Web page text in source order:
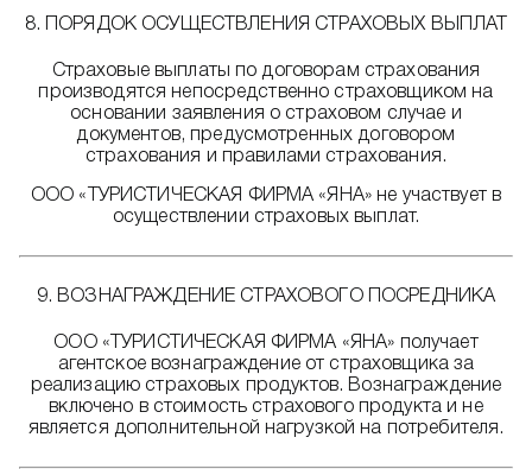
8. ПОРЯДОК ОСУЩЕСТВЛЕНИЯ СТРАХОВЫХ ВЫПЛАТ
Страховые выплаты по договорам страхования
производятся непосредственно страховщиком на
основании заявления о страховом случае и
документов, предусмотренных договором
страхования и правилами страхования.
ООО «ТУРИСТИЧЕСКАЯ ФИРМА «ЯНА» не участвует в
осуществлении страховых выплат.
9. ВОЗНАГРАЖДЕНИЕ СТРАХОВОГО ПОСРЕДНИКА
ООО «ТУРИСТИЧЕСКАЯ ФИРМА «ЯНА» получает
агентское вознаграждение от страховщика за
реализацию страховых продуктов. Вознаграждение
включено в стоимость страхового продукта и не
является дополнительной нагрузкой на потребителя.